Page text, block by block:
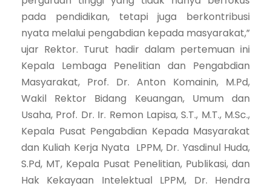
pada pendidikan, tetapi juga berkontribusi
nyata melalui pengabdian kepada masyarakat,”
ujar Rektor. Turut hadir dalam pertemuan ini
Kepala Lembaga Penelitian dan Pengabdian
Masyarakat, Prof. Dr. Anton Komainin, M.Pd,
Wakil Rektor Bidang Keuangan, Umum dan
Usaha, Prof. Dr. Ir. Remon Lapisa, S.T., M.T., M.Sc.,
Kepala Pusat Pengabdian Kepada Masyarakat
dan Kuliah Kerja Nyata LPPM, Dr. Yasdinul Huda,
S.Pd, MT, Kepala Pusat Penelitian, Publikasi, dan
Hak Kekayaan Intelektual LPPM, Dr. Hendra